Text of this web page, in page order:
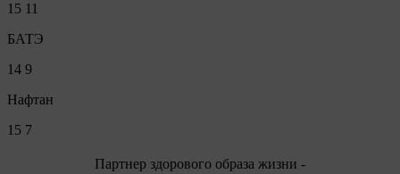
15 11
БАТЭ
14 9
Нафтан
15 7
Партнер здорового образа жизни -